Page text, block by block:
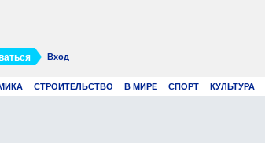
Вход
СТРОИТЕЛЬСТВО В МИРЕ СПОРТ КУЛЬТУРА